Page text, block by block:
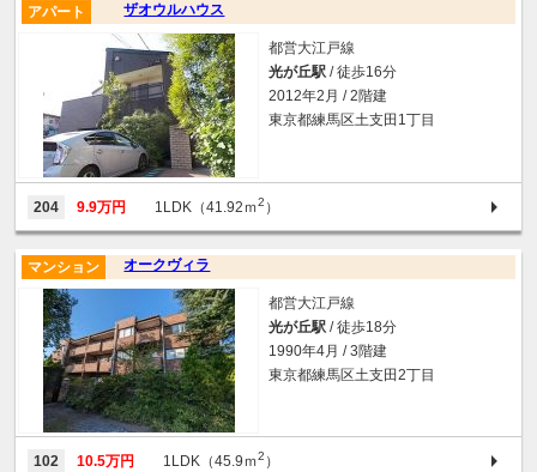
ザオウルハウス
アパート
都営大江戸線
光が丘駅 / 徒歩16分
2012年2月 / 2階建
東京都練馬区土支田1丁目
204 9.9万円 1LDK（41.92ｍ2 ）
オークヴィラ
マンション
都営大江戸線
光が丘駅 / 徒歩18分
1990年4月 / 3階建
東京都練馬区土支田2丁目
102 10.5万円 1LDK（45.9ｍ2 ）